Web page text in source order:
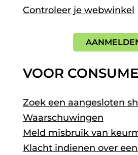
Controleer je webwinkel
VOOR
Zoek een aangesloten
Waarschuwingen
Meld misbruik van
Klacht indienen over